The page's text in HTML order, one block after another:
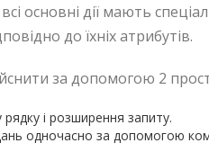
основні дії мають
до їхніх атрибутів.
за допомогою 2
і розширення запиту.
одночасно за допомогою